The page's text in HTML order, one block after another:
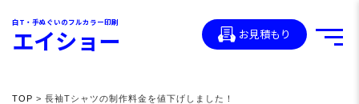
白T・手ぬぐいのフルカラー印刷
エイショー お見積もり
TOP > 長袖Tシャツの制作料金を値下げしました！